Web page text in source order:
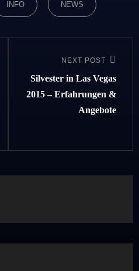
INFO NEWS
Post
NEXT POST
Silvester in Las Vegas
2015 – Erfahrungen &
Angebote